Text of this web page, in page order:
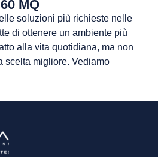
MQ
soluzioni più richieste nelle
di ottenere un ambiente più
alla vita quotidiana, ma non
scelta migliore. Vediamo